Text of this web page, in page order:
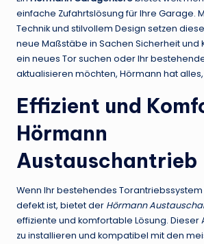
einfache Zufahrtslösung für Ihre Garage.
Technik und stilvollem Design setzen
neue Maßstäbe in Sachen Sicherheit und
ein neues Tor suchen oder Ihr
aktualisieren möchten, Hörmann hat
Effizient und
Hörmann
Austauschantrieb
Wenn Ihr bestehendes
defekt ist, bietet der Hörmann
effiziente und komfortable Lösung. Dieser
zu installieren und kompatibel mit den